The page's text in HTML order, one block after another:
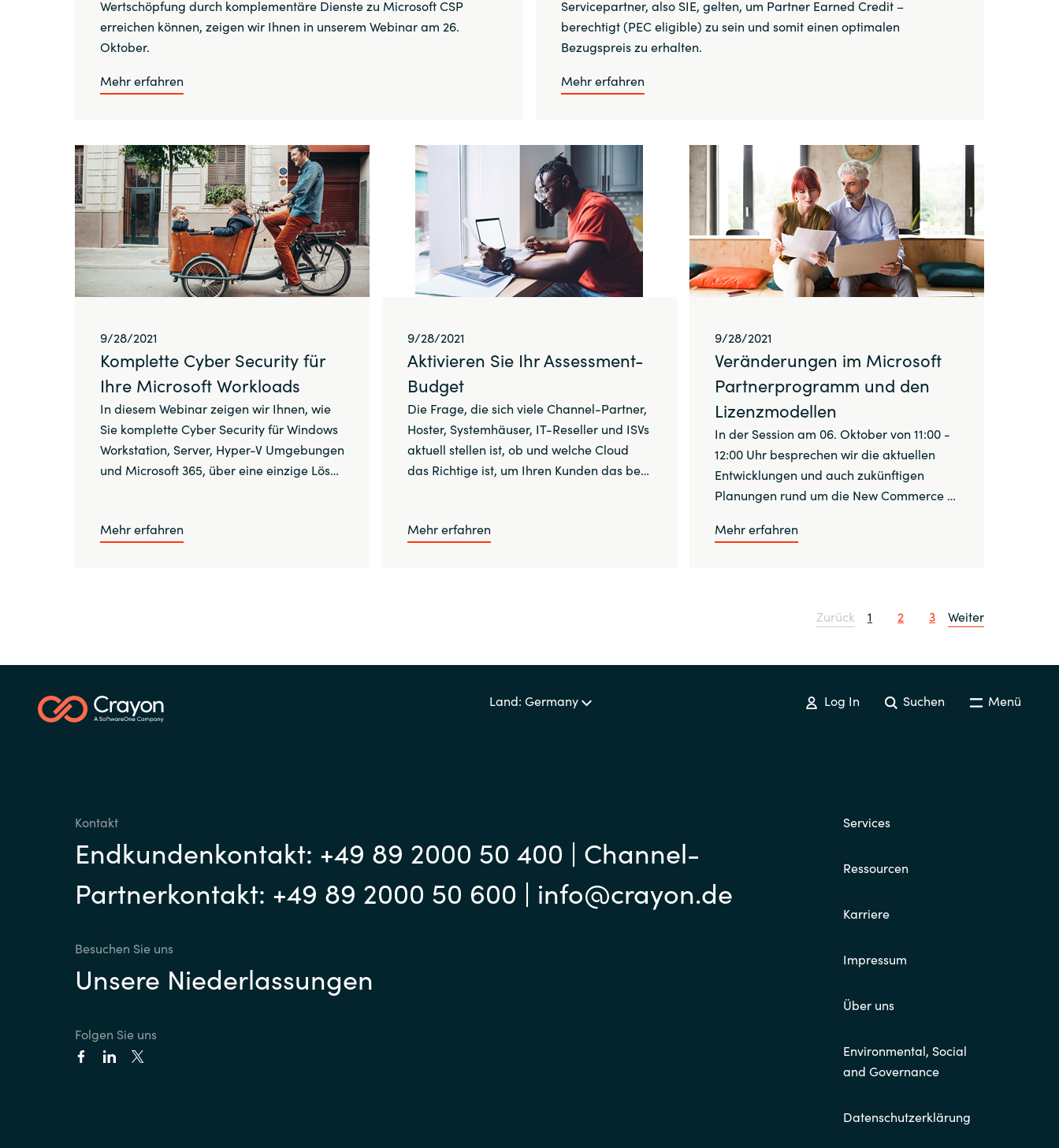
Wertschöpfung durch komplementäre Dienste zu Microsoft CSP
erreichen können, zeigen wir Ihnen in unserem Webinar am 26.
Oktober.
Mehr erfahren
Servicepartner, also SIE, gelten, um Partner Earned Credit –
berechtigt (PEC eligible) zu sein und somit einen optimalen
Bezugspreis zu erhalten.
Mehr erfahren
9/28/2021
Komplette Cyber Security für
Ihre Microsoft Workloads
In diesem Webinar zeigen wir Ihnen, wie
Sie komplette Cyber Security für Windows
Workstation, Server, Hyper-V Umgebungen
und Microsoft 365, über eine einzige Lös…
Mehr erfahren
9/28/2021
Aktivieren Sie Ihr Assessment-
Budget
Die Frage, die sich viele Channel-Partner,
Hoster, Systemhäuser, IT-Reseller und ISVs
aktuell stellen ist, ob und welche Cloud
das Richtige ist, um Ihren Kunden das be…
Mehr erfahren
9/28/2021
Veränderungen im Microsoft
Partnerprogramm und den
Lizenzmodellen
In der Session am 06. Oktober von 11:00 -
12:00 Uhr besprechen wir die aktuellen
Entwicklungen und auch zukünftigen
Planungen rund um die New Commerce …
Mehr erfahren
Zurück 1 2 3 Weiter
Land: Germany Log In Suchen Menü
Kontakt
Endkundenkontakt: +49 89 2000 50 400 | Channel-
Partnerkontakt: +49 89 2000 50 600 | info@crayon.de
Besuchen Sie uns
Unsere Niederlassungen
Folgen Sie uns
Services
Ressourcen
Karriere
Impressum
Über uns
Environmental, Social
and Governance
Datenschutzerklärung